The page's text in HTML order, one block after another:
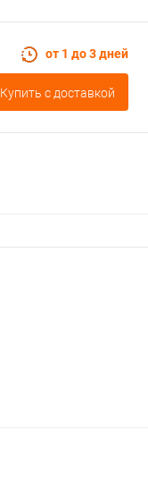
от 1 до 3 дней
Купить c доставкой